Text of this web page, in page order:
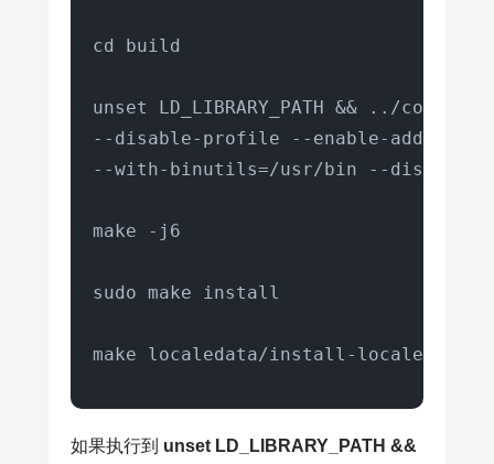
cd build
unset LD_LIBRARY_PATH && ../
--disable-profile --enable-add-ons
--with-binutils=/usr/bin --disable-
make -j6
sudo make install
make localedata/install-locales
如果执行到 unset LD_LIBRARY_PATH &&